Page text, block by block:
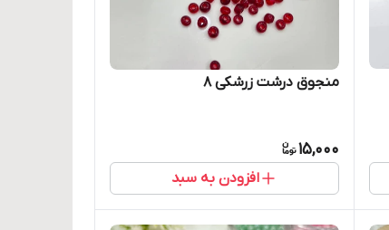
منجوق درشت زرشکی ۸
15,000
افزودن به سبد